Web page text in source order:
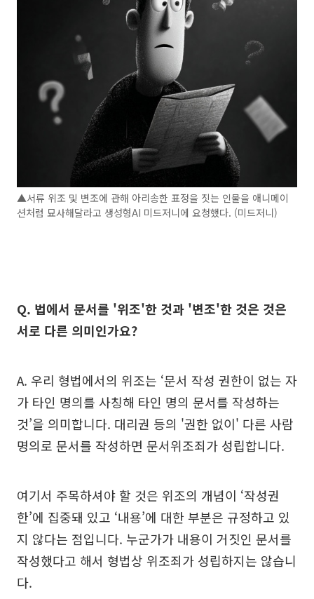
▲서류 위조 및 변조에 관해 아리송한 표정을 짓는 인물을 애니메이
션처럼 묘사해달라고 생성형AI 미드저니에 요청했다. (미드저니)
Q. 법에서 문서를 '위조'한 것과 '변조'한 것은 것은
서로 다른 의미인가요?
A. 우리 형법에서의 위조는 ‘문서 작성 권한이 없는 자
가 타인 명의를 사칭해 타인 명의 문서를 작성하는
것’을 의미합니다. 대리권 등의 '권한 없이' 다른 사람
명의로 문서를 작성하면 문서위조죄가 성립합니다.
여기서 주목하셔야 할 것은 위조의 개념이 ‘작성권
한’에 집중돼 있고 ‘내용’에 대한 부분은 규정하고 있
지 않다는 점입니다. 누군가가 내용이 거짓인 문서를
작성했다고 해서 형법상 위조죄가 성립하지는 않습니
다.